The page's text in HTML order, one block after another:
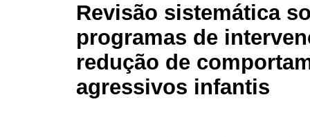
Revisão sistemática
programas de
redução de
agressivos infantis